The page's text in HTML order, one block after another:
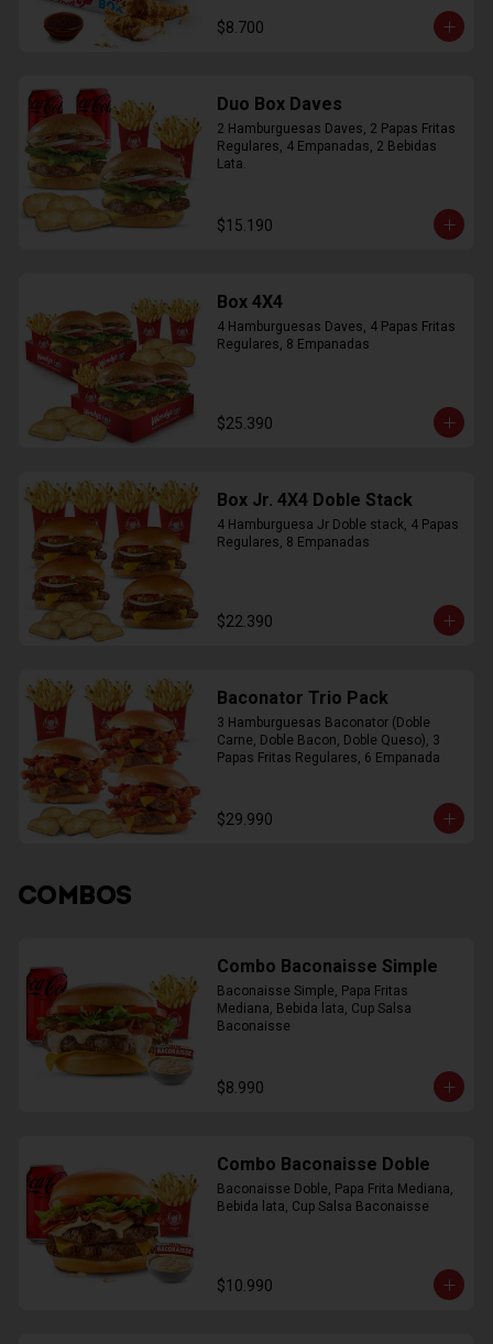
$8.700
Duo Box Daves
2 Hamburguesas Daves, 2 Papas Fritas
Regulares, 4 Empanadas, 2 Bebidas
Lata.
$15.190
Box 4X4
4 Hamburguesas Daves, 4 Papas Fritas
Regulares, 8 Empanadas
$25.390
Box Jr. 4X4 Doble Stack
4 Hamburguesa Jr Doble stack, 4 Papas
Regulares, 8 Empanadas
$22.390
Baconator Trio Pack
3 Hamburguesas Baconator (Doble
Carne, Doble Bacon, Doble Queso), 3
Papas Fritas Regulares, 6 Empanada
$29.990
COMBOS
Combo Baconaisse Simple
Baconaisse Simple, Papa Fritas
Mediana, Bebida lata, Cup Salsa
Baconaisse
$8.990
Combo Baconaisse Doble
Baconaisse Doble, Papa Frita Mediana,
Bebida lata, Cup Salsa Baconaisse
$10.990